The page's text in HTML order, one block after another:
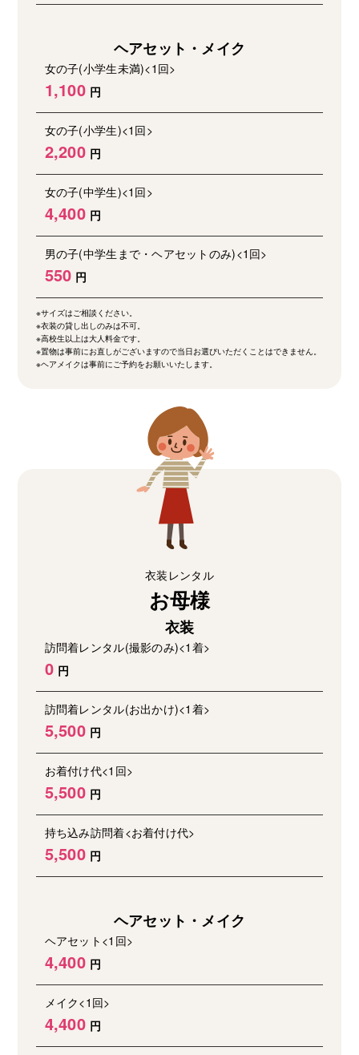
ヘアセット・メイク
女の子(小学生未満)<1回>
1,100
女の子(小学生)<1回>
2,200
女の子(中学生)<1回>
4,400
男の子(中学生まで・ヘアセットのみ)<1回>
550
※サイズはご相談ください。
※衣装の貸し出しのみは不可。
※高校生以上は大人料金です。
※置物は事前にお直しがございますので当日お選びいただくことはできません。
※ヘアメイクは事前にご予約をお願いいたします。
衣装レンタル
お母様
衣装
訪問着レンタル(撮影のみ)<1着>
0
訪問着レンタル(お出かけ)<1着>
5,500
お着付け代<1回>
5,500
持ち込み訪問着<お着付け代>
5,500
ヘアセット・メイク
ヘアセット<1回>
4,400
メイク<1回>
4,400